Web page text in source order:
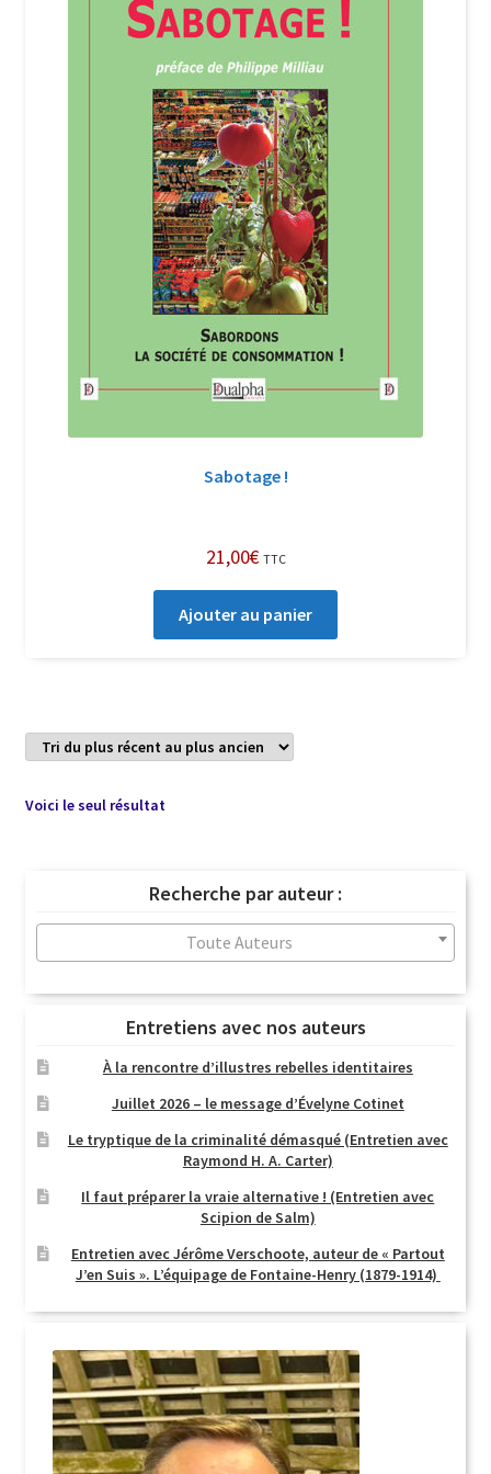
Login Customizer
Nous Contacter
Politique de confidentialité et cookies
Qui sommes-nous ?
Soutien à Philippe Randa
Suivi de la Commande
Sabotage !
21,00€ TTC
Ajouter au panier
Voici le seul résultat
Recherche par auteur :
Toute Auteurs
Entretiens avec nos auteurs
À la rencontre d’illustres rebelles identitaires
Juillet 2026 – le message d’Évelyne Cotinet
Le tryptique de la criminalité démasqué (Entretien avec
Raymond H. A. Carter)
Il faut préparer la vraie alternative ! (Entretien avec
Scipion de Salm)
Entretien avec Jérôme Verschoote, auteur de « Partout
J’en Suis ». L’équipage de Fontaine-Henry (1879-1914)